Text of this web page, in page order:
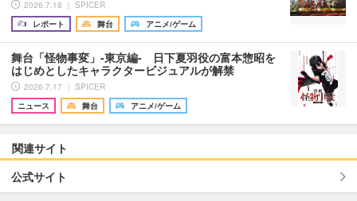
2026.7.18 ｜ SPICER
レポート
舞台 アニメ/ゲーム
舞台「怪物事変」-東京編- 日下夏羽役の富本惣昭を
はじめとしたキャラクタービジュアルが解禁
2026.7.17 ｜ SPICER
ニュース
舞台 アニメ/ゲーム
関連サイト
公式サイト